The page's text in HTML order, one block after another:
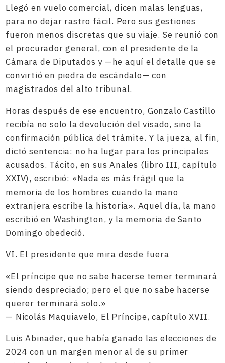
Llegó en vuelo comercial, dicen malas lenguas,
para no dejar rastro fácil. Pero sus gestiones
fueron menos discretas que su viaje. Se reunió con
el procurador general, con el presidente de la
Cámara de Diputados y —he aquí el detalle que se
convirtió en piedra de escándalo— con
magistrados del alto tribunal.
Horas después de ese encuentro, Gonzalo Castillo
recibía no solo la devolución del visado, sino la
confirmación pública del trámite. Y la jueza, al fin,
dictó sentencia: no ha lugar para los principales
acusados. Tácito, en sus Anales (libro III, capítulo
XXIV), escribió: «Nada es más frágil que la
memoria de los hombres cuando la mano
extranjera escribe la historia». Aquel día, la mano
escribió en Washington, y la memoria de Santo
Domingo obedeció.
VI. El presidente que mira desde fuera
«El príncipe que no sabe hacerse temer terminará
siendo despreciado; pero el que no sabe hacerse
querer terminará solo.»
— Nicolás Maquiavelo, El Príncipe, capítulo XVII.
Luis Abinader, que había ganado las elecciones de
2024 con un margen menor al de su primer